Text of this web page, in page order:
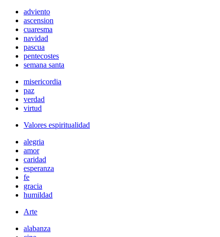
adviento
ascension
cuaresma
navidad
pascua
pentecostes
semana santa
misericordia
paz
verdad
virtud
Valores espiritualidad
alegria
amor
caridad
esperanza
fe
gracia
humildad
Arte
alabanza